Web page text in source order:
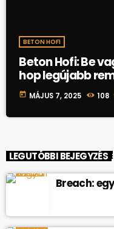
BETON HOFI
Beton Hofi: Be
hop legújabb
today MÁJUS 7, 2025 108
LEGUTÓBBI BEJEGYZÉS
Breach: